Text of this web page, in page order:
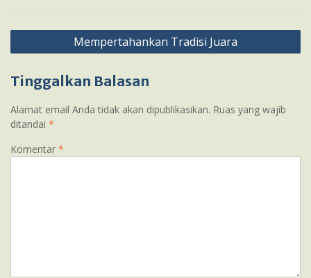
Navigasi
pos
Mempertahankan Tradisi Juara
Tinggalkan Balasan
Alamat email Anda tidak akan dipublikasikan. Ruas yang wajib
ditandai *
Komentar *